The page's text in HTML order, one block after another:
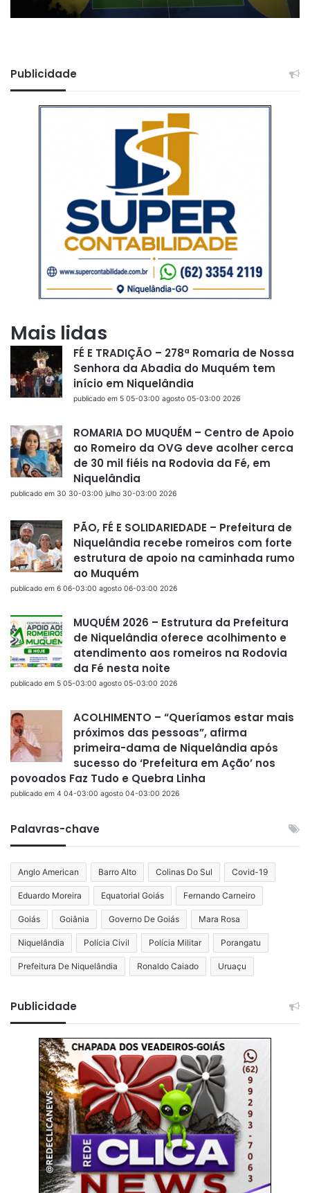
Publicidade
Mais lidas
FÉ E TRADIÇÃO – 278ª Romaria de Nossa
Senhora da Abadia do Muquém tem
início em Niquelândia
publicado em 5 05-03:00 agosto 05-03:00 2026
ROMARIA DO MUQUÉM – Centro de Apoio
ao Romeiro da OVG deve acolher cerca
de 30 mil fiéis na Rodovia da Fé, em
Niquelândia
publicado em 30 30-03:00 julho 30-03:00 2026
PÃO, FÉ E SOLIDARIEDADE – Prefeitura de
Niquelândia recebe romeiros com forte
estrutura de apoio na caminhada rumo
ao Muquém
publicado em 6 06-03:00 agosto 06-03:00 2026
MUQUÉM 2026 – Estrutura da Prefeitura
de Niquelândia oferece acolhimento e
atendimento aos romeiros na Rodovia
da Fé nesta noite
publicado em 5 05-03:00 agosto 05-03:00 2026
ACOLHIMENTO – “Queríamos estar mais
próximos das pessoas”, afirma
primeira-dama de Niquelândia após
sucesso do ‘Prefeitura em Ação’ nos
povoados Faz Tudo e Quebra Linha
publicado em 4 04-03:00 agosto 04-03:00 2026
Palavras-chave
Anglo American Barro Alto Colinas Do Sul Covid-19
Eduardo Moreira Equatorial Goiás Fernando Carneiro
Goiás Goiânia Governo De Goiás Mara Rosa
Niquelândia Polícia Civil Polícia Militar Porangatu
Prefeitura De Niquelândia Ronaldo Caiado Uruaçu
Publicidade